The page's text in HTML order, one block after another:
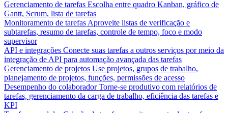
Gerenciamento de tarefas Escolha entre quadro Kanban, gráfico de
Gantt, Scrum, lista de tarefas
Monitoramento de tarefas Aproveite listas de verificação e
subtarefas, resumo de tarefas, controle de tempo, foco e modo
supervisor
API e integrações Conecte suas tarefas a outros serviços por meio da
integração de API para automação avançada das tarefas
Gerenciamento de projetos Use projetos, grupos de trabalho,
planejamento de projetos, funções, permissões de acesso
Desempenho do colaborador Torne-se produtivo com relatórios de
tarefas, gerenciamento da carga de trabalho, eficiência das tarefas e
KPI